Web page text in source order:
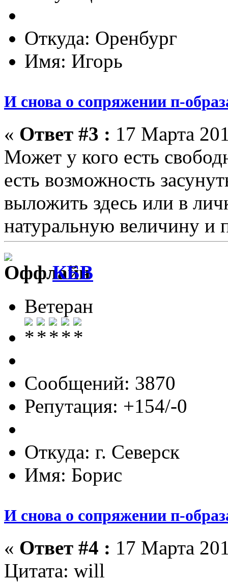
Откуда: Оренбург
Имя: Игорь
И снова о сопряжении п-
« Ответ #3 : 17 Марта
Может у кого есть
есть возможность
выложить здесь или в
натуральную величину и
КБВ
Ветеран
Сообщений: 3870
Репутация: +154/-0
Откуда: г. Северск
Имя: Борис
И снова о сопряжении п-
« Ответ #4 : 17 Марта
Цитата: will